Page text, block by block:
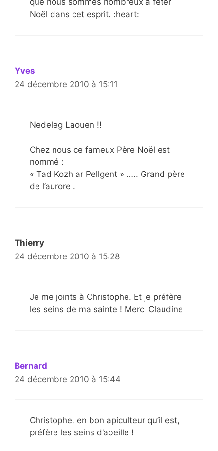
Noël dans cet esprit. :heart:
Yves
24 décembre 2010 à 15:11
Nedeleg Laouen !!
Chez nous ce fameux Père Noël est
nommé :
« Tad Kozh ar Pellgent » ….. Grand père
de l’aurore .
Thierry
24 décembre 2010 à 15:28
Je me joints à Christophe. Et je préfère
les seins de ma sainte ! Merci Claudine
Bernard
24 décembre 2010 à 15:44
Christophe, en bon apiculteur qu’il est,
préfère les seins d’abeille !